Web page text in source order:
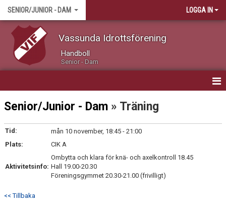
SENIOR/JUNIOR - DAM LOGGA IN
Vassunda Idrottsförening
Handboll
Senior - Dam
HEM
NYHETER
KALENDER
MATCHER
Senior/Junior - Dam » Träning
Tid:
mån 10 november, 18:45 - 21:00
Plats:
CIK A
Aktivitetsinfo:
Ombytta och klara för knä- och axelkontroll 18.45
Hall 19.00-20.30
Föreningsgymmet 20.30-21.00 (frivilligt)
<< Tillbaka